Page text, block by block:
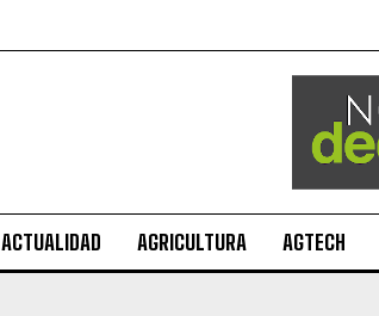
ACTUALIDAD AGRICULTURA AGTECH